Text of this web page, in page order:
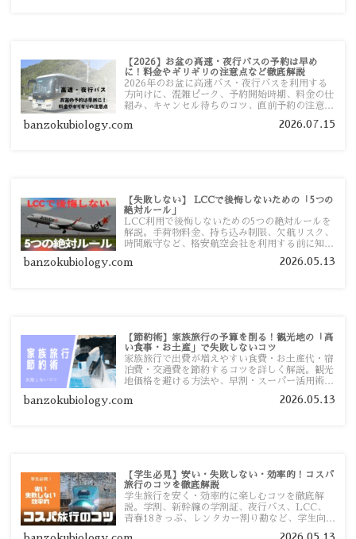
【2026】お盆の高速・夜行バスの予約は早め
に！料金やギリギリの注意点など徹底解説
2026年のお盆に高速バス・夜行バスを利用する
方向けに、混雑ピーク、予約開始時期、料金の仕
組み、キャンセル待ちのコツ、直前予約の注意点
banzokubiology.com 2026.07.15
【失敗しない】 LCCで後悔しないための「5つの
絶対ルール」
LCC利用で後悔しないための5つの絶対ルールを
解説。手荷物料金、持ち込み制限、欠航リスク、
時間厳守など、格安航空会社を利用する前に知っ
す。
banzokubiology.com 2026.05.13
【節約術】家族旅行の予算を削る！観光地の「高
い食事・お土産」で失敗しないコツ
家族旅行で出費が増えやすい食費・お土産代・宿
泊費・交通費を節約するコツを詳しく解説。観光
地価格を避ける方法や、早割・スーパー活用術、
banzokubiology.com 2026.05.13
【学生必見】安い・失敗しない・効率的！コスパ
旅行のコツを徹底解説
学生旅行を安く・効率的に楽しむコツを徹底解
説。学割、新幹線の学割証、夜行バス、LCC、
青春18きっぷ、レンタカー割り勘など、学生向け
2026.05.13